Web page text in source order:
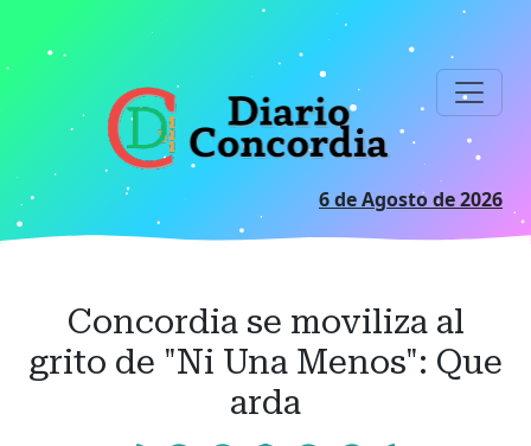
contenido
6 de Agosto de 2026
Concordia se moviliza al
grito de "Ni Una Menos": Que
arda